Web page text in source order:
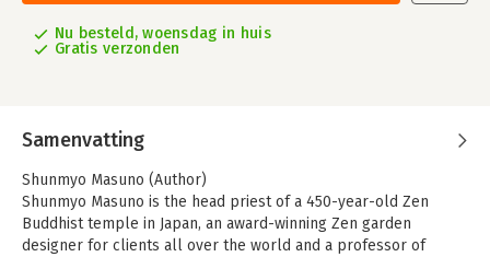
Nu besteld, woensdag in huis
Gratis verzonden
Samenvatting
Shunmyo Masuno (Author)
Shunmyo Masuno is the head priest of a 450-year-old Zen
Buddhist temple in Japan, an award-winning Zen garden
designer for clients all over the world and a professor of